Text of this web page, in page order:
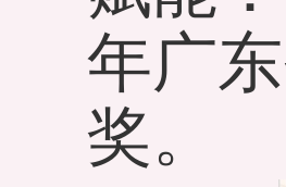
年广
奖。